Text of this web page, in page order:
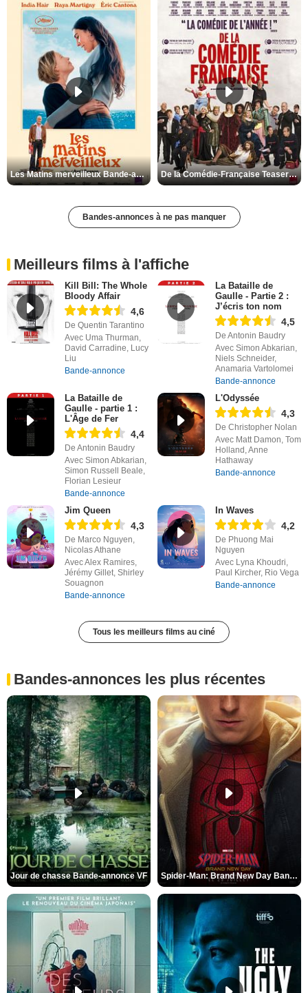
Les Matins merveilleux Bande-annonce VF De la Comédie-Française Teaser VF
Bandes-annonces à ne pas manquer
Meilleurs films à l'affiche
Kill Bill: The Whole
Bloody Affair
4,6
De Quentin Tarantino
Avec Uma Thurman,
David Carradine, Lucy
Liu
Bande-annonce
La Bataille de
Gaulle - Partie 2 :
J’écris ton nom
4,5
De Antonin Baudry
Avec Simon Abkarian,
Niels Schneider,
Anamaria Vartolomei
Bande-annonce
La Bataille de
Gaulle - partie 1 :
L'Âge de Fer
4,4
De Antonin Baudry
Avec Simon Abkarian,
Simon Russell Beale,
Florian Lesieur
Bande-annonce
L'Odyssée
4,3
De Christopher Nolan
Avec Matt Damon, Tom
Holland, Anne
Hathaway
Bande-annonce
Jim Queen
4,3
De Marco Nguyen,
Nicolas Athane
Avec Alex Ramires,
Jérémy Gillet, Shirley
Souagnon
Bande-annonce
In Waves
4,2
De Phuong Mai
Nguyen
Avec Lyna Khoudri,
Paul Kircher, Rio Vega
Bande-annonce
Tous les meilleurs films au ciné
Bandes-annonces les plus récentes
Jour de chasse Bande-annonce VF Spider-Man: Brand New Day Bande-annonce (3) VO STFR